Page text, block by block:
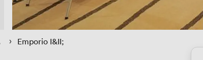
› Emporio I&II;